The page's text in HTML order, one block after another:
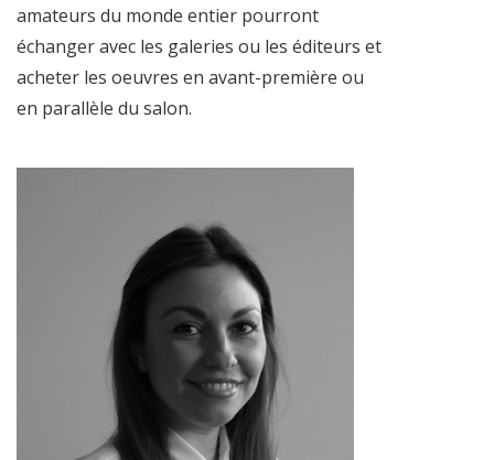
amateurs du monde entier pourront
échanger avec les galeries ou les éditeurs et
acheter les oeuvres en avant-première ou
en parallèle du salon.